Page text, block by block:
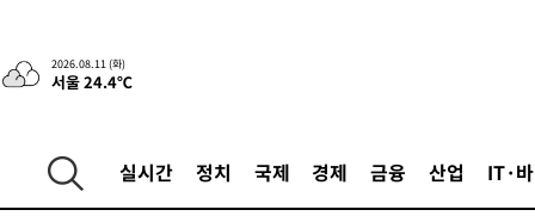
2026.08.11 (화)
서울 24.4℃
실시간 정치 국제 경제 금융 산업 IT·
-19116초 전 >
[속보]트럼프, 이란 배상금 요구에 "우리도 요구하라 지시"
-31177초 전 >